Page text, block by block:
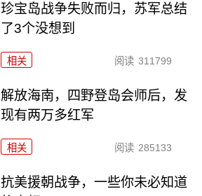
珍宝岛战争失败而归，苏军总结
了3个没想到
相关 阅读 311799
解放海南，四野登岛会师后，发
现有两万多红军
相关 阅读 285133
抗美援朝战争，一些你未必知道